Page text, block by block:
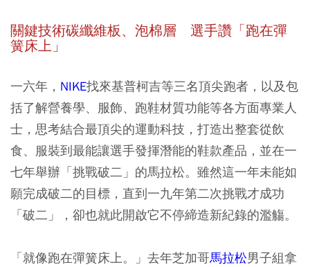
關鍵技術碳纖維板、泡棉層 選手讚「跑在彈
簧床上」
一六年， NIKE找來基普柯吉等三名頂尖跑者，以及包
括了解營養學、服飾、跑鞋材質功能等各方面專業人
士，思考結合最頂尖的運動科技，打造出整套從飲
食、服裝到最能讓選手發揮潛能的鞋款產品，並在一
七年舉辦「挑戰破二」的馬拉松。雖然這一年未能如
願完成破二的目標，直到一九年第二次挑戰才成功
「破二」，卻也就此開啟它不停締造新紀錄的濫觴。
「就像跑在彈簧床上。」去年芝加哥馬拉松男子組拿